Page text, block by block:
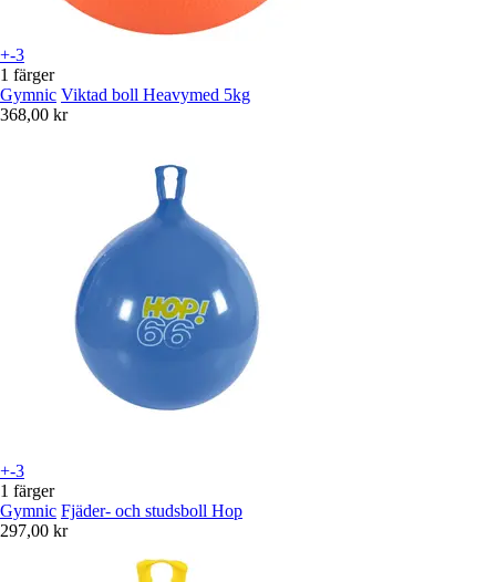
+-3
1 färger
Gymnic Viktad boll Heavymed 5kg
368,00 kr
+-3
1 färger
Gymnic Fjäder- och studsboll Hop
297,00 kr